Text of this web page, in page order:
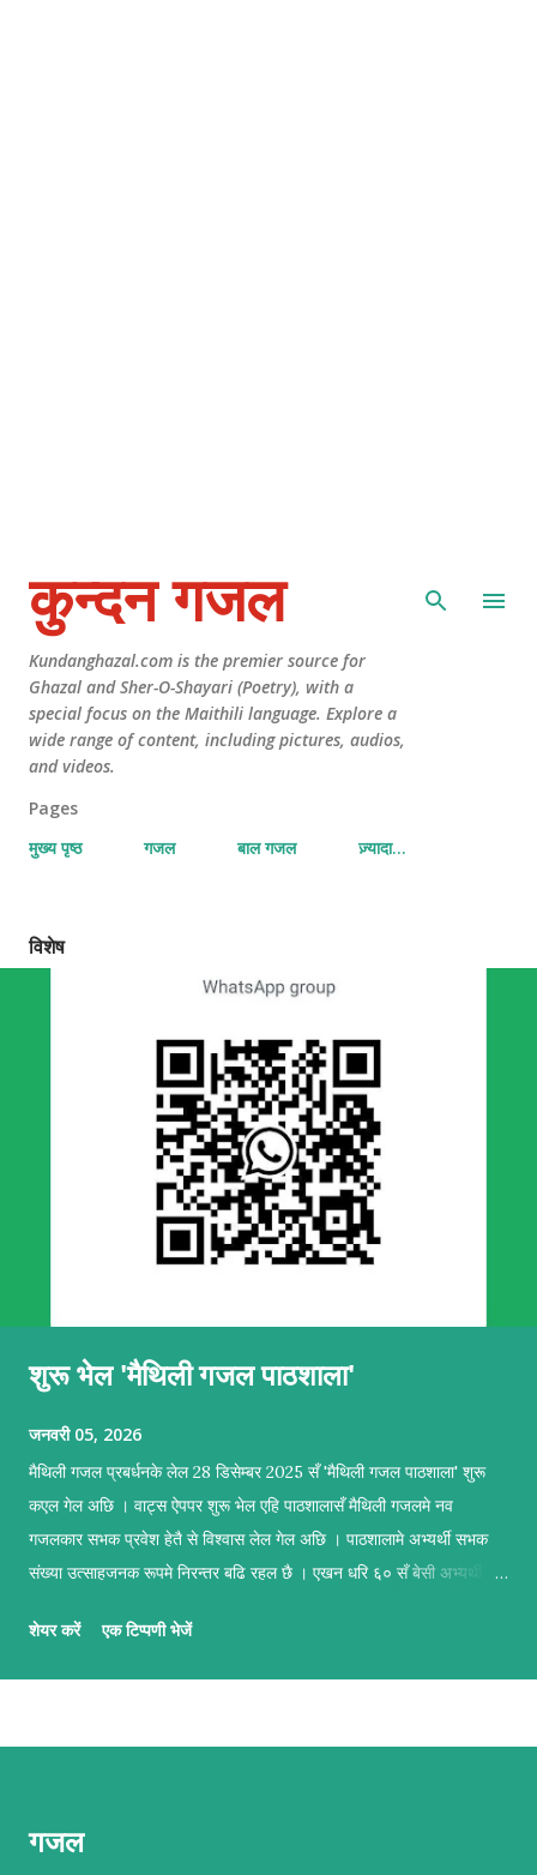
कुन्दन गजल
Kundanghazal.com is the premier source for
Ghazal and Sher-O-Shayari (Poetry), with a
special focus on the Maithili language. Explore a
wide range of content, including pictures, audios,
and videos.
Pages
मुख्य पृष्ठ
गजल बाल गजल ज़्यादा…
विशेष
शुरू भेल 'मैथिली गजल पाठशाला'
जनवरी 05, 2026
मैथिली गजल प्रबर्धनके लेल 28 डिसेम्बर 2025 सँ 'मैथिली गजल पाठशाला' शुरू
कएल गेल अछि । वाट्स ऐपपर शुरू भेल एहि पाठशालासँ मैथिली गजलमे नव
गजलकार सभक प्रवेश हेतै से विश्वास लेल गेल अछि । पाठशालामे अभ्यर्थी सभक
संख्या उत्साहजनक रूपमे निरन्तर बढि रहल छै । एखन धरि ६० सँ बेसी अभ्यर्थी सब
कार्यमे आशीष अनचिनहार, कुन्दन कुमार कर्ण आ अभिलाष ठाकुर उल्लेखनीय काज
'मैथिली गजल पाठशाला'सँ जुटू
शेयर करें एक टिप्पणी भेजें
गजल